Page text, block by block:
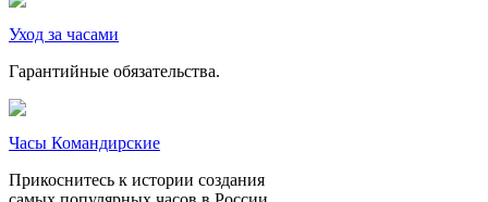
Уход за часами
Гарантийные обязательства.
Часы Командирские
Прикоснитесь к истории создания